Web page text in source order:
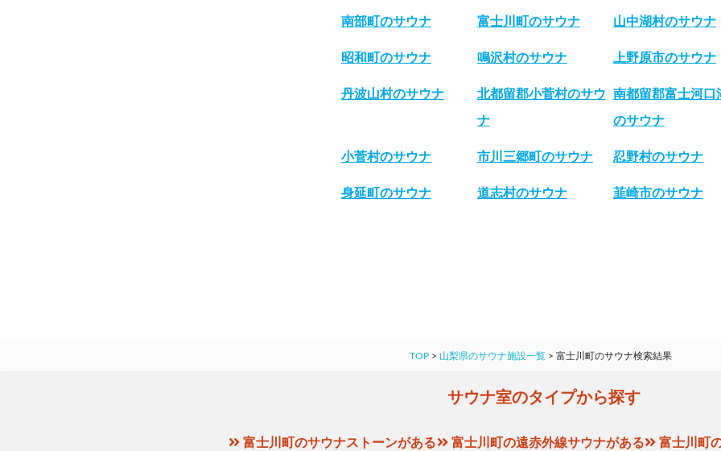
南部町のサウナ 富士川町のサウナ 山中湖村のサウナ
昭和町のサウナ 鳴沢村のサウナ 上野原市のサウナ
丹波山村のサウナ
北都留郡小菅村のサウ
ナ
南都留郡富士河口
のサウナ
小菅村のサウナ 市川三郷町のサウナ 忍野村のサウナ
身延町のサウナ 道志村のサウナ 韮崎市のサウナ
TOP > 山梨県のサウナ施設一覧 > 富士川町のサウナ検索結果
サウナ室のタイプから探す
富士川町のサウナストーンがある
富士川町の遠赤外線サウナがある
富士川町